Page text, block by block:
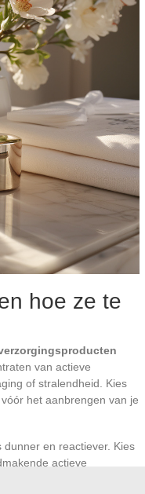
hoe ze te
van actieve
of stralendheid. Kies
het aanbrengen van je
en reactiever. Kies
actieve